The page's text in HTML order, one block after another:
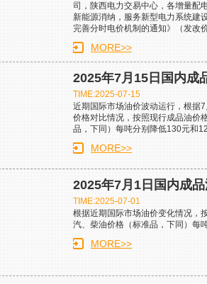
司，陕西电力交易中心，各增量配
新能源消纳，服务新型电力系统建
完善分时电价机制的通知》（发改
MORE>>
2025年7月15日国内成
TIME:2025-07-15
近期国际市场油价波动运行，根据
价格对比情况，按照现行成品油价
品，下同）每吨分别降低130元和
MORE>>
2025年7月1日国内成
TIME:2025-07-01
根据近期国际市场油价变化情况，
汽、柴油价格（标准品，下同）每
MORE>>